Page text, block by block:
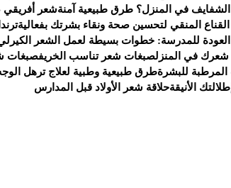
في المنزل؟ طرق طبيعية آمنةشعر أفريقي
القناع المنقي لتحسين صحة ونقاء بشرتك بفعالية
للمدرسة: خطوات بسيطة لعمل الشعر الكيرلي
شعرك في المنزلصبغات شعر تناسب الخريفصبغات
المرطبة للبشرةطرق طبيعية وطبية لعلاج ترهل
الأنيقةحلاقة شعر الأولاد قبل المدارس